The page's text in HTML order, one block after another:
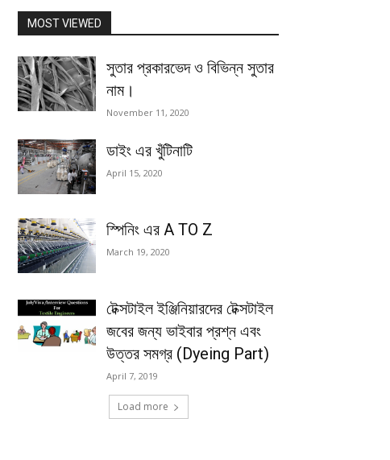
MOST VIEWED
সুতার প্রকারভেদ ও বিভিন্ন সুতার
নাম।
November 11, 2020
ডাইং এর খুঁটিনাটি
April 15, 2020
স্পিনিং এর A TO Z
March 19, 2020
টেক্সটাইল ইঞ্জিনিয়ারদের টেক্সটাইল
জবের জন্য ভাইবার প্রশ্ন এবং
উত্তর সমগ্র (Dyeing Part)
April 7, 2019
Load more